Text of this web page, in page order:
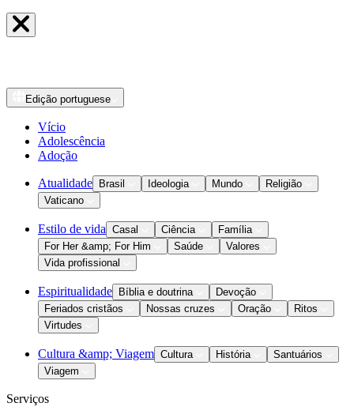
Edição portuguese
Vício
Adolescência
Adoção
Atualidade Brasil Ideologia Mundo
Religião
Vaticano
Estilo de vida Casal Ciência
Família
For Her &amp; For Him
Saúde
Valores
Vida profissional
Espiritualidade Bíblia e doutrina
Devoção
Feriados cristãos
Nossas cruzes Oração
Ritos
Virtudes
Cultura &amp; Viagem Cultura História
Santuários
Viagem
Serviços